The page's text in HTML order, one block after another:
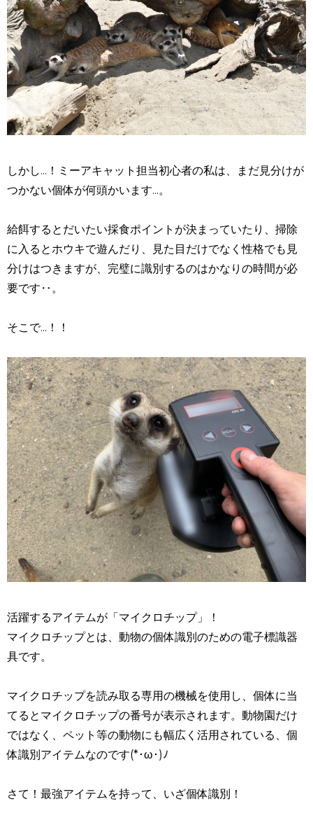
しかし...！ミーアキャット担当初心者の私は、まだ見分けが
つかない個体が何頭かいます...。
給餌するとだいたい採食ポイントが決まっていたり、掃除
に入るとホウキで遊んだり、見た目だけでなく性格でも見
分けはつきますが、完璧に識別するのはかなりの時間が必
要です‥。
そこで...！！
活躍するアイテムが「マイクロチップ」！
マイクロチップとは、動物の個体識別のための電子標識器
具です。
マイクロチップを読み取る専用の機械を使用し、個体に当
てるとマイクロチップの番号が表示されます。動物園だけ
ではなく、ペット等の動物にも幅広く活用されている、個
体識別アイテムなのです(*･ω･)ﾉ
さて！最強アイテムを持って、いざ個体識別！